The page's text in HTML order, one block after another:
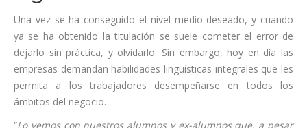
Una vez se ha conseguido el nivel medio deseado, y cuando
ya se ha obtenido la titulación se suele cometer el error de
dejarlo sin práctica, y olvidarlo. Sin embargo, hoy en día las
empresas demandan habilidades lingüísticas integrales que les
permita a los trabajadores desempeñarse en todos los
ámbitos del negocio.
“Lo vemos con nuestros alumnos y ex-alumnos que, a pesar